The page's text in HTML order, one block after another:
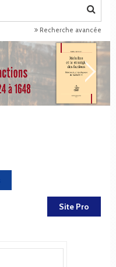
Recherche avancée
Site Pro